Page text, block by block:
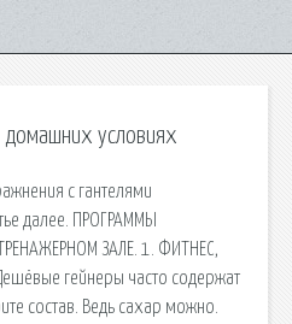
условиях
с гантелями
далее. ПРОГРАММЫ
ЗАЛЕ. 1. ФИТНЕС,
гейнеры часто содержат
состав. Ведь сахар можно.